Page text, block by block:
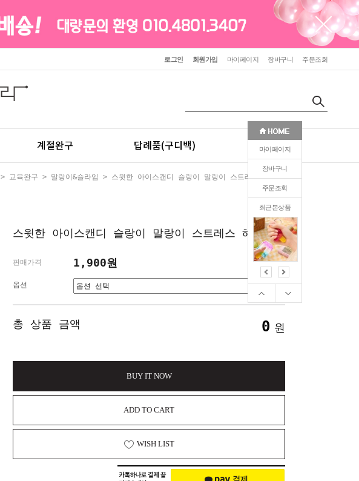
마이페이지
장바구니
주문조회
최근본상품
로그인 회원가입 마이페이지 장바구니 주문조회
계절완구 답례품(구디백) 판촉(인쇄)
> 교육완구 > 말랑이&슬라임 > 스윗한 아이스캔디 슬랑이 말랑이 스트레스 해소템
0
스윗한 아이스캔디 슬랑이 말랑이 스트레스 해소템
판매가격 1,900원
옵션
총 상품 금액 0 원
BUY IT NOW
ADD TO CART
WISH LIST